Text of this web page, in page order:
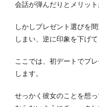
会話が弾んだりとメリット
しかしプレゼント選びを
しまい、逆に印象を下げ
ここでは、初デートでプ
します。
せっかく彼女のことを想